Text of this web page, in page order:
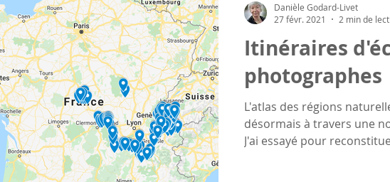
Itinéraires
photographes
L'atlas des régions
désormais à travers une
J'ai essayé pour
Danièle Godard-Livet
27 févr. 2021
2 min de